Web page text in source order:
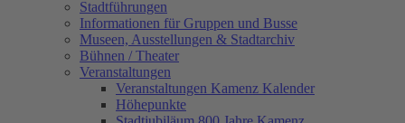
Stadtführungen
Informationen für Gruppen und Busse
Museen, Ausstellungen & Stadtarchiv
Bühnen / Theater
Veranstaltungen
Veranstaltungen Kamenz Kalender
Höhepunkte